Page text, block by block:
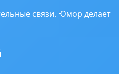
связи. Юмор делает